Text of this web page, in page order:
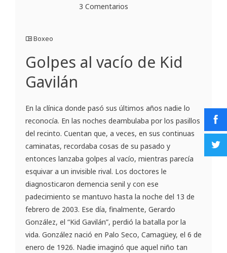
3 Comentarios
Boxeo
Golpes al vacío de Kid
Gavilán
En la clínica donde pasó sus últimos años nadie lo
reconocía. En las noches deambulaba por los pasillos
del recinto. Cuentan que, a veces, en sus continuas
caminatas, recordaba cosas de su pasado y
entonces lanzaba golpes al vacío, mientras parecía
esquivar a un invisible rival. Los doctores le
diagnosticaron demencia senil y con ese
padecimiento se mantuvo hasta la noche del 13 de
febrero de 2003. Ese día, finalmente, Gerardo
González, el “Kid Gavilán”, perdió la batalla por la
vida. González nació en Palo Seco, Camagüey, el 6 de
enero de 1926. Nadie imaginó que aquel niño tan